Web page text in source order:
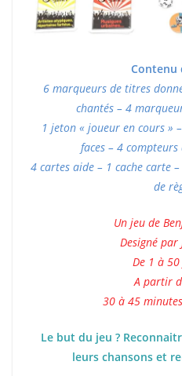
Contenu
6 marqueurs de titres
chantés – 4
1 jeton « joueur en cours »
faces – 4
4 cartes aide – 1 cache carte
de
Un jeu de
Designé par
De 1 à
A partir
30 à 45
Le but du jeu ?
leurs chansons et